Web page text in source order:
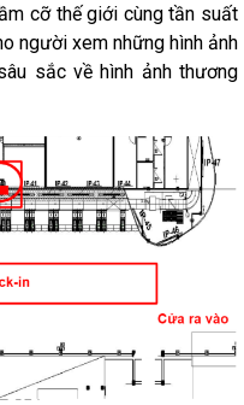
cỡ thế giới cùng tần suất
người xem những hình ảnh
sắc về hình ảnh thương